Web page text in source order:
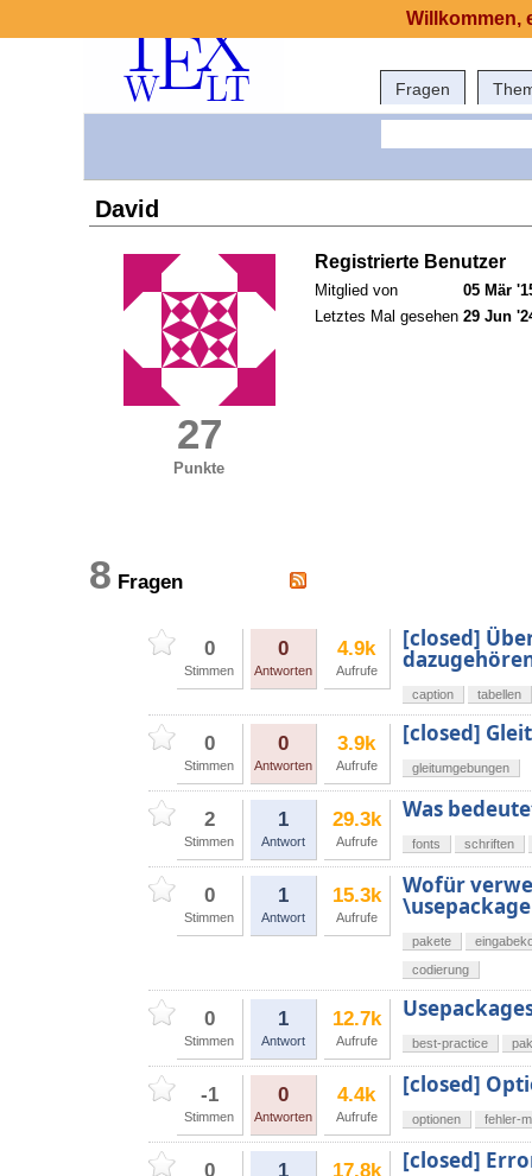
Fragen
David
27
Punkte
Registrierte Benutzer
Mitglied von
05 Mär
Letztes Mal gesehen 29 Jun
8 Fragen
0
Stimmen
0
Antworten
4.9k
Aufrufe
[closed]
caption tabellen
0
Stimmen
0
Antworten
3.9k
Aufrufe
[closed]
gleitumgebungen
2
Stimmen
1
Antwort
29.3k
Aufrufe
Was
fonts schriften
0
Stimmen
1
Antwort
15.3k
Aufrufe
Wofür
pakete
codierung
0
Stimmen
1
Antwort
12.7k
Aufrufe best-practice
-1
Stimmen
0
Antworten
4.4k
Aufrufe
[closed]
optionen fehler-
0 1 17.8k [closed]
Willkommen,